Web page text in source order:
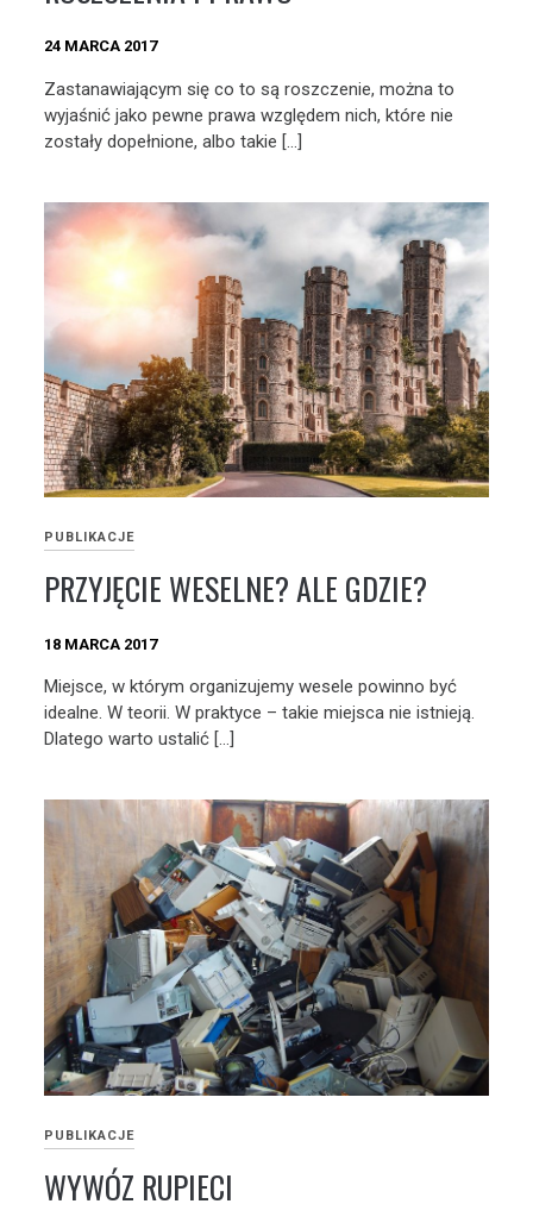
24 MARCA 2017
Zastanawiającym się co to są roszczenie, można to
wyjaśnić jako pewne prawa względem nich, które nie
zostały dopełnione, albo takie […]
PUBLIKACJE
PRZYJĘCIE WESELNE? ALE GDZIE?
18 MARCA 2017
Miejsce, w którym organizujemy wesele powinno być
idealne. W teorii. W praktyce – takie miejsca nie istnieją.
Dlatego warto ustalić […]
PUBLIKACJE
WYWÓZ RUPIECI